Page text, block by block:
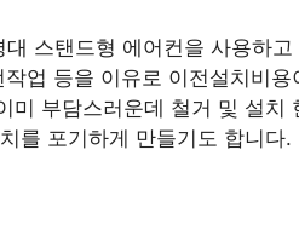
스탠드형 에어컨을 사용하
업 등을 이유로 이전설치비
미 부담스러운데 철거 및 설치
를 포기하게 만들기도 합니다.